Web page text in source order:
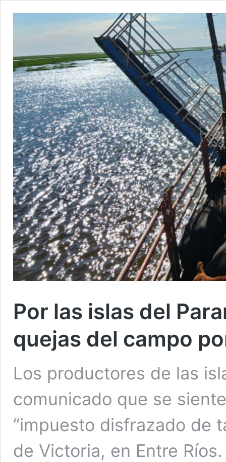
Por las islas del
quejas del campo
Los productores de las
comunicado que se
“impuesto disfrazado de
de Victoria, en Entre Ríos.